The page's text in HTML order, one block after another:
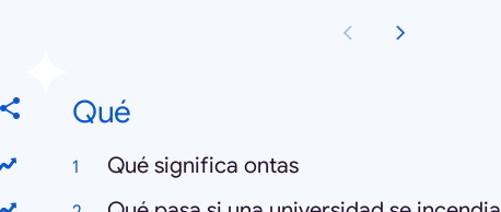
Qué
Qué significa ontas